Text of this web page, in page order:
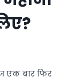
एक बार फिर